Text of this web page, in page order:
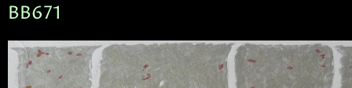
BB671